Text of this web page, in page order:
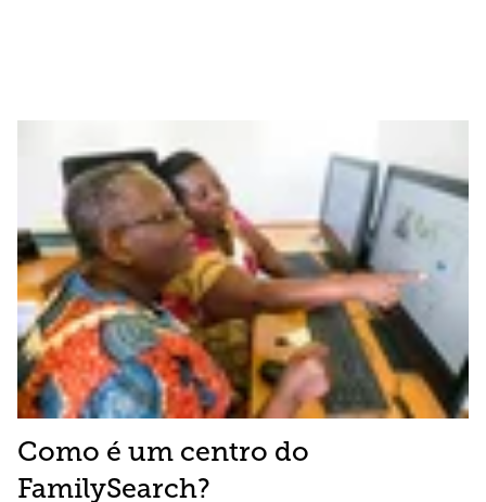
Como é um centro do
FamilySearch?